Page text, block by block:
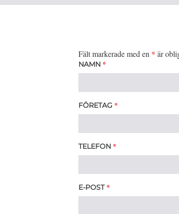
Fält markerade med en * är
NAMN *
FÖRETAG *
TELEFON *
E-POST *